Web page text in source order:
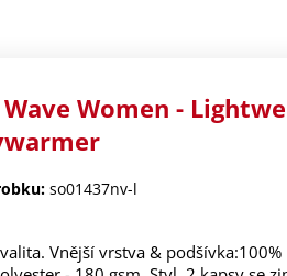
Wave Women -
so01437nv-l
Vnější vrstva &